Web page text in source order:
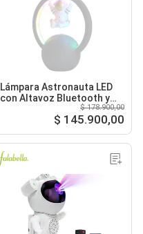
Lámpara Astronauta LED
con Altavoz Bluetooth y
$ 178.900,00
$ 145.900,00